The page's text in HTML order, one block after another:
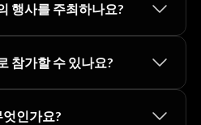
행사를 주최하나요?
참가할 수 있나요?
인가요?